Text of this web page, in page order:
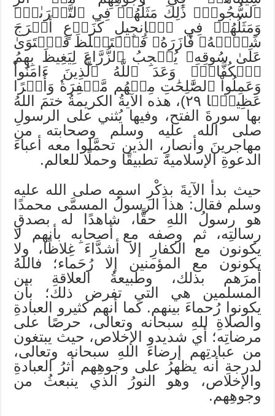
ٱلسُّجُودِۚ ذَٰلِكَ مَثَلُهُمۡ فِي ٱلتَّوۡرَىٰةِۚ
وَمَثَلُهُمۡ فِي ٱلۡإِنجِيلِ كَزَرۡعٍ أَخۡرَجَ
شَطۡ‍َٔهُۥ فَ‍َٔازَرَهُۥ فَٱسۡتَغۡلَظَ فَٱسۡتَوَىٰ
عَلَىٰ سُوقِهِۦ يُعۡجِبُ ٱلزُّرَّاعَ لِيَغِيظَ بِهِمُ
ٱلۡكُفَّارَۗ وَعَدَ ٱللَّهُ ٱلَّذِينَ ءَامَنُواْ
وَعَمِلُواْ ٱلصَّٰلِحَٰتِ مِنۡهُم مَّغۡفِرَةٗ وَأَجۡرًا
عَظِيمَۢا ٢٩)، هذه الآيةُ الكريمةُ ختمَ اللهُ
بها سورةَ الفتح، وفيها يُثني على الرسولِ
صلى الله عليه وسلم وصحابته من
مهاجرينَ وأنصارٍ، الذين تحمَّلوا معه أعباءَ
الدعوةِ الإسلامية تطبيقًا وحملًا للعالم.
حيث بدأ الآيةَ بذِكْرِ اسمِه صلى الله عليه
وسلم فقال: هذا الرسولُ المسمَّى محمدًا
هو رسولُ اللهِ حقًّا، شاهدًا له بصدقِ
رسالتِه، ثم وصفه مع أصحابِه بأنهم لا
يكونون مع الكفارِ إلا أشدَّاءَ غِلاظًا، ولا
يكونون مع المؤمنين إلا رُحَماء؛ فاللهُ
أمرَهم بذلك، وطبيعةُ العلاقةِ بين
المسلمين هي التي تفرض ذلك؛ بأن
يكونوا رُحماءَ بينهم. كما أنهم كثيرو العبادةِ
والصلاةِ للهِ سبحانه وتعالى، حرصًا على
مرضاتِه؛ أي شديدو الإخلاص، حيث يبتغون
من عبادتِهم إرضاءَ اللهِ سبحانه وتعالى،
لدرجةِ أنه يظهرُ على وجوهِهم أثرُ العبادةِ
والإخلاص، وهو النورُ الذي ينبعثُ من
وجوهِهم.